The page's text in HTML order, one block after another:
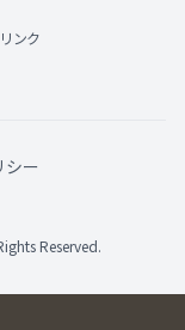
リンク
シー
Reserved.